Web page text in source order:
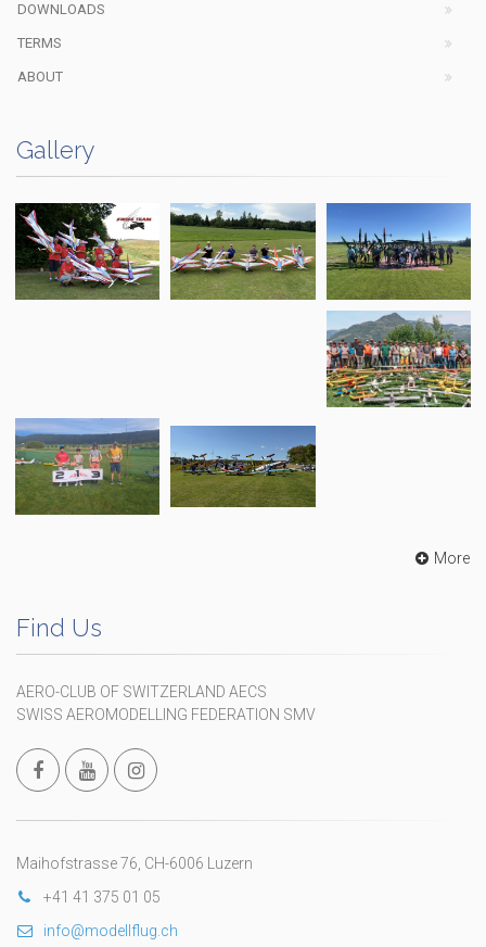
DOWNLOADS
TERMS
ABOUT
Gallery
More
Find Us
AERO-CLUB OF SWITZERLAND AECS
SWISS AEROMODELLING FEDERATION SMV
Maihofstrasse 76, CH-6006 Luzern
+41 41 375 01 05
info@modellflug.ch